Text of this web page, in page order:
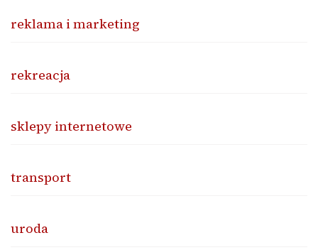
reklama i marketing
rekreacja
sklepy internetowe
transport
uroda